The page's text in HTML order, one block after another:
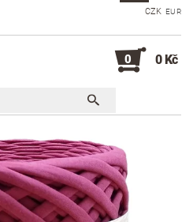
CZK EUR
0 0 Kč